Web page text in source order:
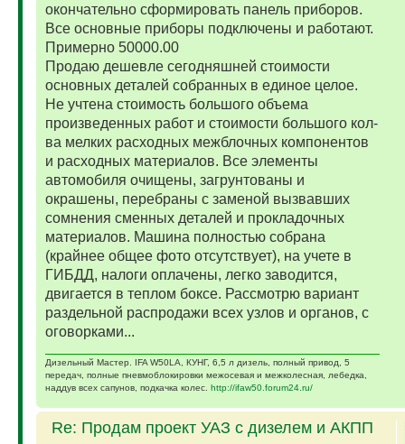
окончательно сформировать панель приборов.
Все основные приборы подключены и работают.
Примерно 50000.00
Продаю дешевле сегодняшней стоимости
основных деталей собранных в единое целое.
Не учтена стоимость большого объема
произведенных работ и стоимости большого кол-
ва мелких расходных межблочных компонентов
и расходных материалов. Все элементы
автомобиля очищены, загрунтованы и
окрашены, перебраны с заменой вызвавших
сомнения сменных деталей и прокладочных
материалов. Машина полностью собрана
(крайнее общее фото отсутствует), на учете в
ГИБДД, налоги оплачены, легко заводится,
двигается в теплом боксе. Рассмотрю вариант
раздельной распродажи всех узлов и органов, с
оговорками...
Дизельный Мастер. IFA W50LA, КУНГ, 6,5 л дизель, полный привод, 5
передач, полные пневмоблокировки межосевая и межколесная, лебедка,
наддув всех сапунов, подкачка колес. http://ifaw50.forum24.ru/
Re: Продам проект УАЗ с дизелем и АКПП